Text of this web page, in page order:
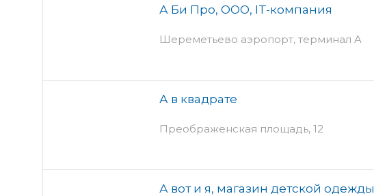
А Би Про, ООО, IT-компания
Шереметьево аэропорт, терминал A
А в квадрате
Преображенская площадь, 12
А вот и я, магазин детской одежды